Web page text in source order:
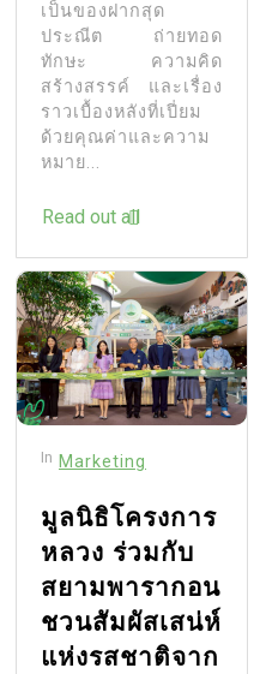
เป็นของฝากสุด
ประณีต ถ่ายทอด
ทักษะ ความคิด
สร้างสรรค์ และเรื่อง
ราวเบื้องหลังที่เปี่ยม
ด้วยคุณค่าและความ
หมาย...
Read out all
In Marketing
มูลนิธิโครงการ
หลวง ร่วมกับ
สยามพารากอน
ชวนสัมผัสเสน่ห์
แห่งรสชาติจาก